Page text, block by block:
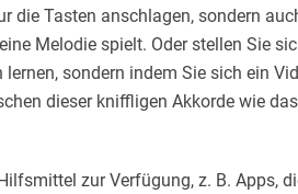
die Tasten anschlagen, sondern
Melodie spielt. Oder stellen Sie
sondern indem Sie sich ein
dieser kniffligen Akkorde wie
zur Verfügung, z. B. Apps,